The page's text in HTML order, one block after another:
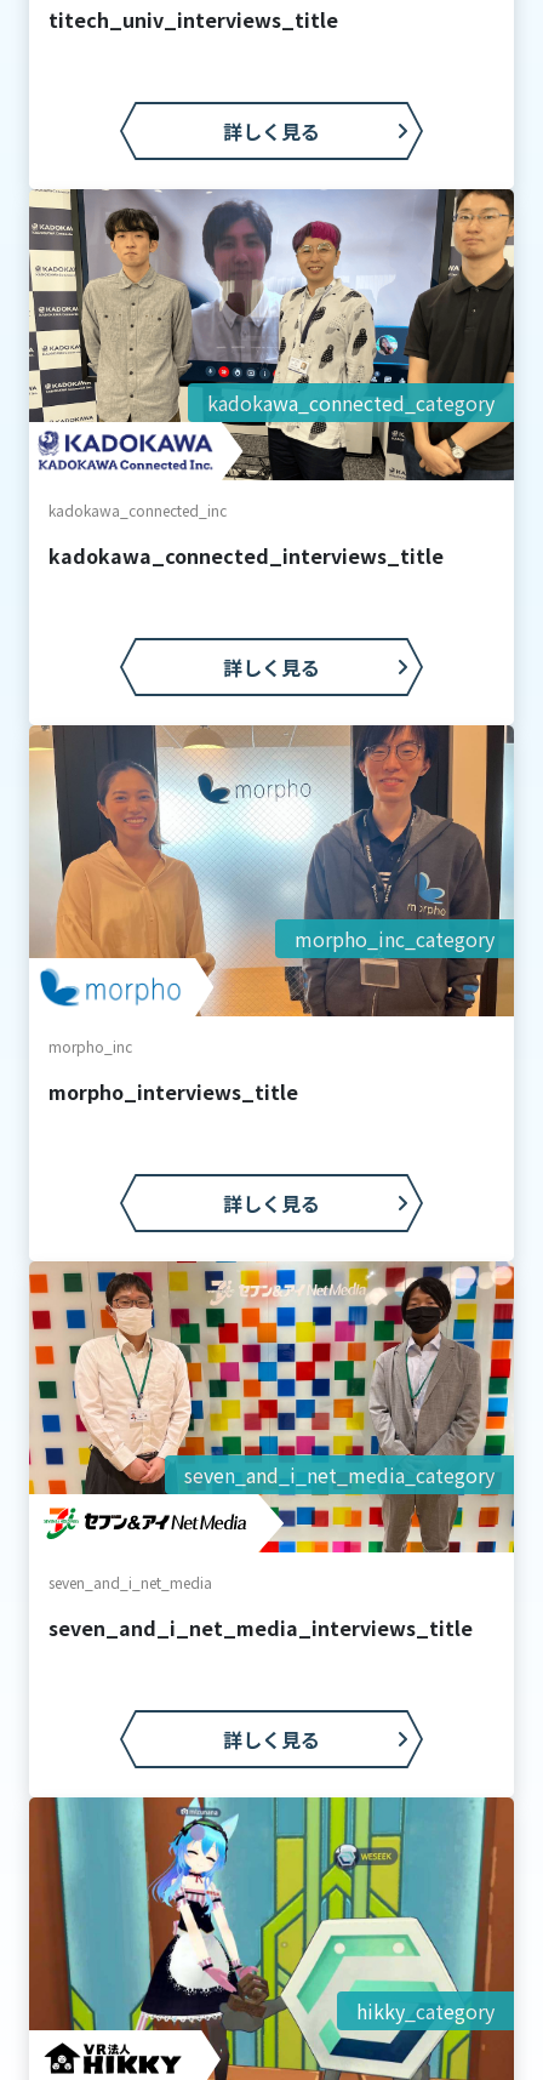
titech_univ_interviews_title
詳しく見る
kadokawa_connected_category
kadokawa_connected_inc
kadokawa_connected_interviews_title
詳しく見る
morpho_inc_category
morpho_inc
morpho_interviews_title
詳しく見る
seven_and_i_net_media_category
seven_and_i_net_media
seven_and_i_net_media_interviews_title
詳しく見る
hikky_category